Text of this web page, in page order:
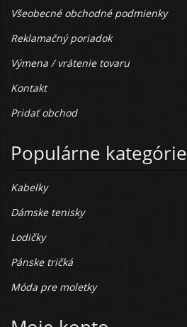
Všeobecné obchodné podmienky
Reklamačný poriadok
Výmena / vrátenie tovaru
Kontakt
Pridať obchod
Populárne kategórie
Kabelky
Dámske tenisky
Lodičky
Pánske tričká
Móda pre moletky